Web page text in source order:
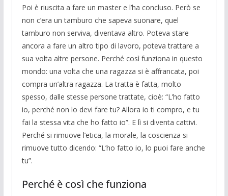
Poi è riuscita a fare un master e l’ha concluso. Però se
non c’era un tamburo che sapeva suonare, quel
tamburo non serviva, diventava altro. Poteva stare
ancora a fare un altro tipo di lavoro, poteva trattare a
sua volta altre persone. Perché così funziona in questo
mondo: una volta che una ragazza si è af­francata, poi
compra un’altra ragazza. La tratta è fatta, molto
spesso, dalle stesse persone trattate, cioè: “L’ho fatto
io, per­ché non lo devi fare tu? Allora io ti com­pro, e tu
fai la stessa vita che ho fatto io”. E lì si diventa cattivi.
Perché si rimuove l’etica, la morale, la coscienza si
rimuove tutto dicendo: “L’ho fatto io, lo puoi fare anche
tu”.
Perché è così che funziona